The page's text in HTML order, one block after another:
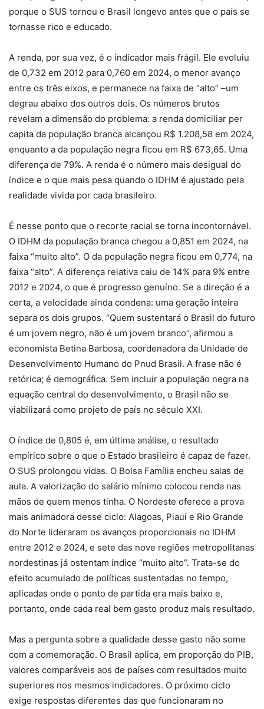
porque o SUS tornou o Brasil longevo antes que o país se
tornasse rico e educado.
A renda, por sua vez, é o indicador mais frágil. Ele evoluiu
de 0,732 em 2012 para 0,760 em 2024, o menor avanço
entre os três eixos, e permanece na faixa de “alto” –um
degrau abaixo dos outros dois. Os números brutos
revelam a dimensão do problema: a renda domiciliar per
capita da população branca alcançou R$ 1.208,58 em 2024,
enquanto a da população negra ficou em R$ 673,65. Uma
diferença de 79%. A renda é o número mais desigual do
índice e o que mais pesa quando o IDHM é ajustado pela
realidade vivida por cada brasileiro.
É nesse ponto que o recorte racial se torna incontornável.
O IDHM da população branca chegou a 0,851 em 2024, na
faixa “muito alto”. O da população negra ficou em 0,774, na
faixa “alto”. A diferença relativa caiu de 14% para 9% entre
2012 e 2024, o que é progresso genuíno. Se a direção é a
certa, a velocidade ainda condena: uma geração inteira
separa os dois grupos. “Quem sustentará o Brasil do futuro
é um jovem negro, não é um jovem branco”, afirmou a
economista Betina Barbosa, coordenadora da Unidade de
Desenvolvimento Humano do Pnud Brasil. A frase não é
retórica; é demográfica. Sem incluir a população negra na
equação central do desenvolvimento, o Brasil não se
viabilizará como projeto de país no século XXI.
O índice de 0,805 é, em última análise, o resultado
empírico sobre o que o Estado brasileiro é capaz de fazer.
O SUS prolongou vidas. O Bolsa Família encheu salas de
aula. A valorização do salário mínimo colocou renda nas
mãos de quem menos tinha. O Nordeste oferece a prova
mais animadora desse ciclo: Alagoas, Piauí e Rio Grande
do Norte lideraram os avanços proporcionais no IDHM
entre 2012 e 2024, e sete das nove regiões metropolitanas
nordestinas já ostentam índice “muito alto”. Trata-se do
efeito acumulado de políticas sustentadas no tempo,
aplicadas onde o ponto de partida era mais baixo e,
portanto, onde cada real bem gasto produz mais resultado.
Mas a pergunta sobre a qualidade desse gasto não some
com a comemoração. O Brasil aplica, em proporção do PIB,
valores comparáveis aos de países com resultados muito
superiores nos mesmos indicadores. O próximo ciclo
exige respostas diferentes das que funcionaram no